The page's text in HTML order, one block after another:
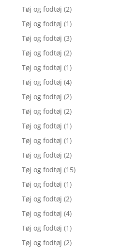
Tøj og fodtøj (2)
Tøj og fodtøj (1)
Tøj og fodtøj (3)
Tøj og fodtøj (2)
Tøj og fodtøj (1)
Tøj og fodtøj (4)
Tøj og fodtøj (2)
Tøj og fodtøj (2)
Tøj og fodtøj (1)
Tøj og fodtøj (1)
Tøj og fodtøj (2)
Tøj og fodtøj (15)
Tøj og fodtøj (1)
Tøj og fodtøj (2)
Tøj og fodtøj (4)
Tøj og fodtøj (1)
Tøj og fodtøj (2)